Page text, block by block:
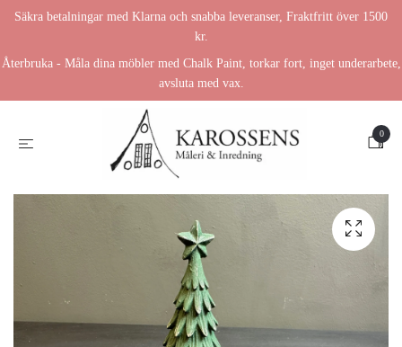
Säkra betalningar med Klarna och snabba leveranser, Fraktfritt över 1500
kr.
Återbruka - Måla dina möbler med Chalk Paint, torkar fort, inget underarbete,
avsluta med vax.
0